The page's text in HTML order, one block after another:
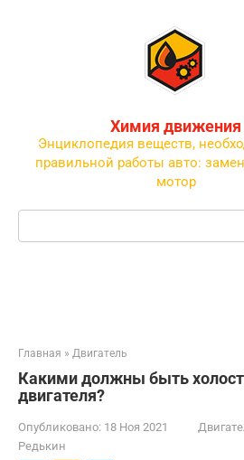
Химия движения
Энциклопедия веществ,
правильной работы авто:
мотор
Поиск:
Главная » Двигатель
Какими должны быть
двигателя?
Опубликовано: 18 Ноя 2021
Редькин